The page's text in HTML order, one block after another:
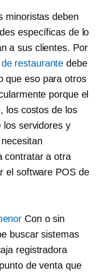
minoristas deben
específicas de lo
a sus clientes. Por
restaurante debe
que eso para otros
porque el
los costos de los
los servidores y
contratar a otra
el software POS de
Con o sin
buscar sistemas
registradora
de venta que